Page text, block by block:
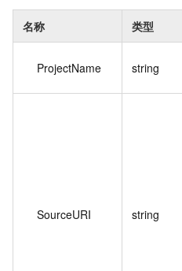
名称 类型
ProjectName string
SourceURI string